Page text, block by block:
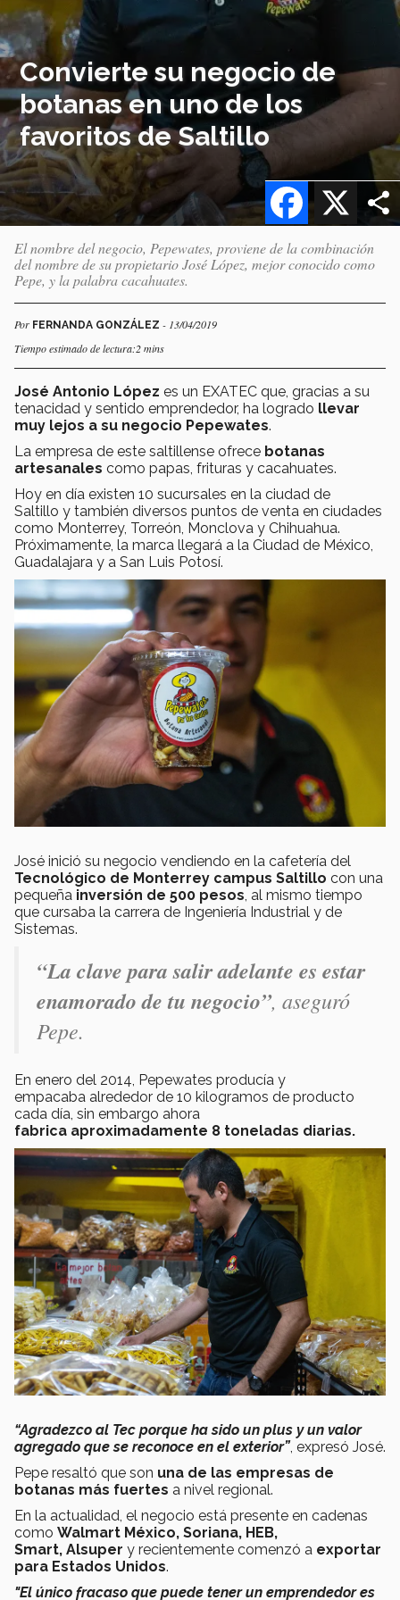
Convierte su negocio de
botanas en uno de los
favoritos de Saltillo
X
Facebook
El nombre del negocio, Pepewates, proviene de la combinación
del nombre de su propietario José López, mejor conocido como
Pepe, y la palabra cacahuates.
Por FERNANDA GONZÁLEZ - 13/04/2019
Tiempo estimado de lectura:2 mins
José Antonio López es un EXATEC que, gracias a su
tenacidad y sentido emprendedor, ha logrado llevar
muy lejos a su negocio Pepewates.
La empresa de este saltillense ofrece botanas
artesanales como papas, frituras y cacahuates.
Hoy en día existen 10 sucursales en la ciudad de
Saltillo y también diversos puntos de venta en ciudades
como Monterrey, Torreón, Monclova y Chihuahua.
Próximamente, la marca llegará a la Ciudad de México,
Guadalajara y a San Luis Potosí.
José inició su negocio vendiendo en la cafetería del
Tecnológico de Monterrey campus Saltillo con una
pequeña inversión de 500 pesos, al mismo tiempo
que cursaba la carrera de Ingeniería Industrial y de
Sistemas.
“La clave para salir adelante es estar
enamorado de tu negocio”, aseguró
Pepe.
En enero del 2014, Pepewates producía y
empacaba alrededor de 10 kilogramos de producto
cada día, sin embargo ahora
fabrica aproximadamente 8 toneladas diarias.
“Agradezco al Tec porque ha sido un plus y un valor
agregado que se reconoce en el exterior”, expresó José.
Pepe resaltó que son una de las empresas de
botanas más fuertes a nivel regional.
En la actualidad, el negocio está presente en cadenas
como Walmart México, Soriana, HEB,
Smart, Alsuper y recientemente comenzó a exportar
para Estados Unidos.
"El único fracaso que puede tener un emprendedor es